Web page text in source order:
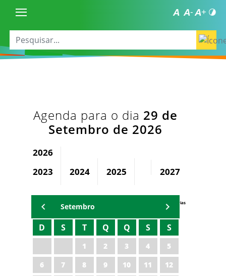
Agenda para o dia 29 de
Setembro de 2026
2026
2023
2024 2025 2027
Agenda Secretárias
Setembro
D S T Q Q S S
1 2 3 4
5
6
7 8 9 10 11
12